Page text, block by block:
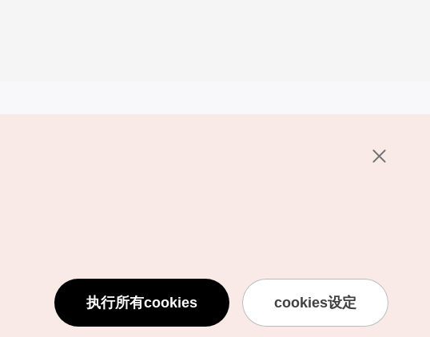
定位服务使用条款
个人位置信息处理方针执行所有cookies cookies设定